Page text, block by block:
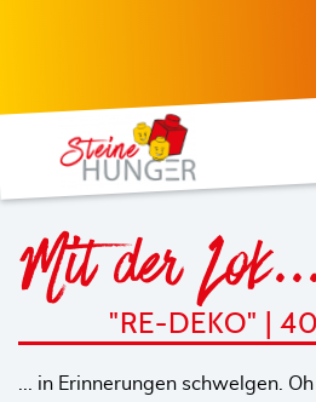
Mit der
"RE-DEKO" |
... in Erinnerungen schwelgen.